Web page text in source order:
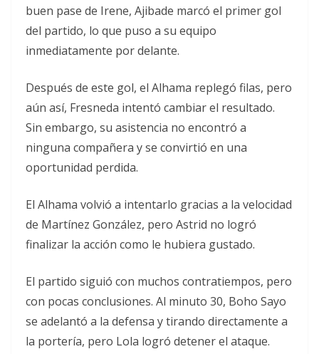
buen pase de Irene, Ajibade marcó el primer gol
del partido, lo que puso a su equipo
inmediatamente por delante.
Después de este gol, el Alhama replegó filas, pero
aún así, Fresneda intentó cambiar el resultado.
Sin embargo, su asistencia no encontró a
ninguna compañera y se convirtió en una
oportunidad perdida.
El Alhama volvió a intentarlo gracias a la velocidad
de Martínez González, pero Astrid no logró
finalizar la acción como le hubiera gustado.
El partido siguió con muchos contratiempos, pero
con pocas conclusiones. Al minuto 30, Boho Sayo
se adelantó a la defensa y tirando directamente a
la portería, pero Lola logró detener el ataque.